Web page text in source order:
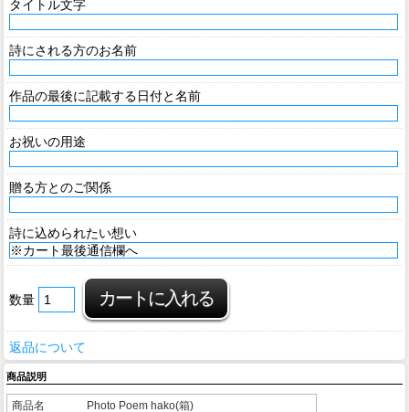
タイトル文字
詩にされる方のお名前
作品の最後に記載する日付と名前
お祝いの用途
贈る方とのご関係
詩に込められたい想い
数量
返品について
商品説明
商品名
Photo Poem hako(箱)